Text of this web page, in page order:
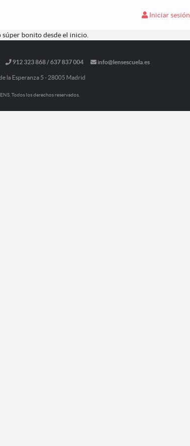
Iniciar sesión
bonito desde el inicio.
912 323 868 / 637 837 004 info@lensescuela.es
la Esperanza 5 - 28005 Madrid
Todos los derechos reservados.